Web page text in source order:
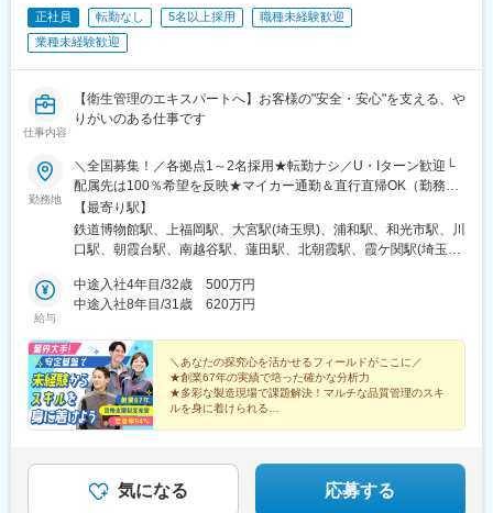
高槻駅、新今宮駅前駅、北野田駅、西梅田駅、森ノ宮駅、谷町六
丁目駅、新今宮駅、茨木駅、西大橋駅、都島駅、天下茶屋駅、淀
駅、長田駅(大阪府)、春田駅、覚王山駅、知立駅、近鉄名古屋駅、
金山駅(愛知県)、共和駅、伏見駅(愛知県)、豊橋駅、矢場町駅、藤
崎駅、大曽根駅、神宮前駅、豊田市駅、三郷駅(愛知県)、一社駅、
鳴海駅、池下駅、江南駅(愛知県)、岩塚駅、神領駅、桜山駅、刈谷
駅、西春駅、塩釜口駅、大元駅、岡山駅、中庄駅、東岡山駅、西
大寺駅、新倉敷駅、上島駅、浜松駅、曳馬駅、天竜川駅、助信
駅、八幡駅(静岡県)、企救丘駅、南小倉駅、香春口三萩野駅、折尾
駅、小倉駅(福岡県)、黒崎駅、上鳥羽口駅、京都駅、竹田駅(京都
府)、京阪山科駅、烏丸駅、郡山富田駅、郡山駅(福島県)、安積永
盛駅、須賀川駅、福島駅(福島県)、東山公園駅(鳥取県)、米子駅、
崎駅、山梨市駅、韮崎駅、酒折駅、東比恵駅、博多駅、西鉄福岡
駅、中洲川端駅、北長岡駅、越後湯沢駅、浦佐駅、燕三条駅、浜
の宮駅、加古川駅、桜島桟橋通駅、鹿児島駅、札幌駅、さっぽろ
駅、旭川四条駅、深川駅、三郷駅(埼玉県)、東新潟駅、新潟駅、亀
田駅、新津駅、豊栄駅、内野駅、西宮駅、西宮北口駅、芦屋駅(東
羽島市役所前駅、岐阜羽島駅、岐阜駅、大垣駅、穂積駅、西岐阜
駅、新鵜沼駅、千葉駅、柏駅、松戸駅、市川駅、海浜幕張駅、栗
正社員 転勤なし 5名以上採用
職種未経験歓迎
業種未経験歓迎
仕事内容
【衛生管理のエキスパートへ】お客様の"安全・安心"を支える、や
りがいのある仕事です
勤務地
＼全国募集！／各拠点1～2名採用★転勤ナシ／U・Iターン歓迎└
配属先は100％希望を反映★マイカー通勤＆直行直帰OK（勤務地
や現場による）＼積極採用エリア／【北海道】北海道／旭川市、
北見市、釧路市【東北】宮城県／仙台市【関東】茨城県／つくば
市 東京都／江東区、町田市、武蔵村山市 埼玉県
伊勢原市 山梨県／中央市【東海】岐阜県／羽島
市 愛知県／名古屋市、知立市 三重県／四日市市
市 大阪府／東大阪市 兵庫県／加古川市、神戸
市、西宮市【中国】鳥取県／米子市 岡山県／岡山市【四
国】徳島県／徳島市 広島県／福山市【九州】福岡県／福
岡市 熊本県／熊本市 鹿児島県／鹿児島市※詳しい
所在地は当社HPをご覧ください。
【最寄り駅】
鉄道博物館駅、上福岡駅、大宮駅(埼玉県)、浦和駅、和光市駅、川
口駅、朝霞台駅、南越谷駅、蓮田駅、北朝霞駅、霞ケ関駅(埼玉
心駅、武蔵浦和駅、所沢駅、北浦和駅、志木駅、草加駅、上尾
駅、東川口駅、谷塚駅、朝霞駅、春日部駅、戸田公園駅、東大宮
駅、せんげん台駅、与野駅、熊谷駅、本川越駅、新所沢駅、越谷
駅、代々木駅、新宿駅、渋谷駅、池袋駅、四ツ谷駅、大手町駅(東
京都)、新秋津駅、品川駅、市ケ谷駅、石神井公園駅、馬喰町駅、
京成金町駅、北千住駅、分倍河原駅、汐留駅、秋葉原駅、高田馬
場駅、立川駅、小竹向原駅、下北沢駅、上野駅、大塚駅前駅、井
駅、国立駅、神保町駅、九段下駅、浜松町駅、五反田駅、要町
駅、笹塚駅、武蔵砂川駅、淵野辺駅、愛甲石田駅、新羽駅、善行
駅、横浜駅、京急川崎駅、相模原駅、武蔵中原駅、三ツ境駅、武
給与
中途入社4年目/32歳 500万円
中途入社8年目/31歳 620万円
＼あなたの探究心を活かせるフィールドがここに／
★創業67年の実績で培った確かな分析力
★多彩な製造現場で課題解決！マルチな品質管理のスキ
ルを身に着けられる
気になる 応募する